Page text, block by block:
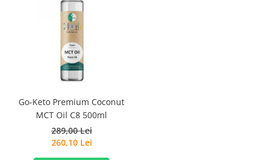
Go-Keto Premium Coconut
MCT Oil C8 500ml
289,00 Lei
260,10 Lei